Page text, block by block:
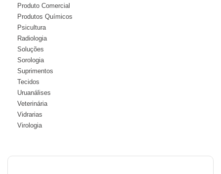
Produto Comercial
Produtos Químicos
Psicultura
Radiologia
Soluções
Sorologia
Suprimentos
Tecidos
Uruanálises
Veterinária
Vidrarias
Virologia